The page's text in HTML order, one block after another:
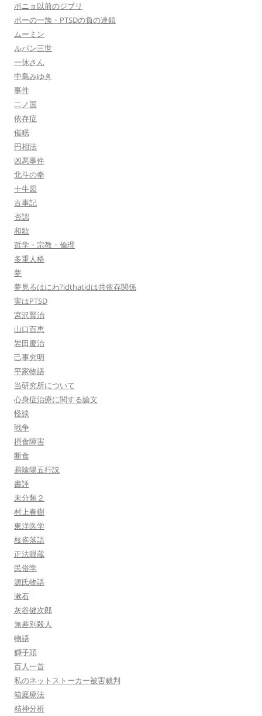
ポニョ以前のジブリ
ポーの一族・PTSDの負の連鎖
ムーミン
ルパン三世
一休さん
中島みゆき
事件
二ノ国
依存症
催眠
円相法
凶悪事件
北斗の拳
十牛図
古事記
否認
和歌
哲学・宗教・倫理
多重人格
夢
夢見るはにわ?idthatidは共依存関係
実はPTSD
宮沢賢治
山口百恵
岩田慶治
己事究明
平家物語
当研究所について
心身症治療に関する論文
怪談
戦争
摂食障害
断食
易陰陽五行説
書評
未分類２
村上春樹
東洋医学
枝雀落語
正法眼蔵
民俗学
源氏物語
漱石
灰谷健次郎
無差別殺人
物語
獅子頭
百人一首
私のネットストーカー被害裁判
箱庭療法
精神分析